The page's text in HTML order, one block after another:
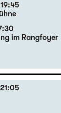
im Rangfoyer